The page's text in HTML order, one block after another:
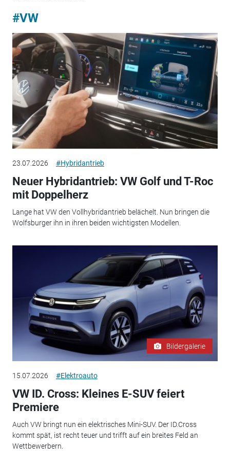
#VW
23.07.2026 #Hybridantrieb
Neuer Hybridantrieb: VW Golf und T-Roc
mit Doppelherz
Lange hat VW den Vollhybridantrieb belächelt. Nun bringen die
Wolfsburger ihn in ihren beiden wichtigsten Modellen.
Bildergalerie
15.07.2026 #Elektroauto
VW ID. Cross: Kleines E-SUV feiert
Premiere
Auch VW bringt nun ein elektrisches Mini-SUV. Der ID.Cross
kommt spät, ist recht teuer und trifft auf ein breites Feld an
Wettbewerbern.